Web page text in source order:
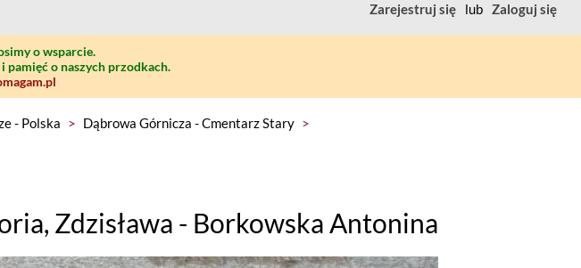
Zarejestruj się lub Zaloguj się
o wsparcie.
pamięć o naszych przodkach.
- Polska > Dąbrowa Górnicza - Cmentarz Stary >
Zdzisława - Borkowska Antonina